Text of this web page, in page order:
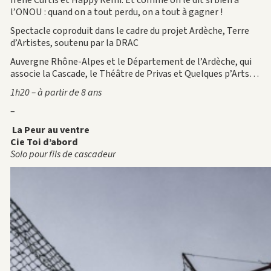
l’ONOU : quand on a tout perdu, on a tout à gagner !
Spectacle coproduit dans le cadre du projet Ardèche, Terre
d’Artistes, soutenu par la DRAC
Auvergne Rhône-Alpes et le Département de l’Ardèche, qui
associe la Cascade, le Théâtre de Privas et Quelques p’Arts…
1h20 – à partir de 8 ans
–
La Peur au ventre
Cie Toi d’abord
Solo pour fils de cascadeur